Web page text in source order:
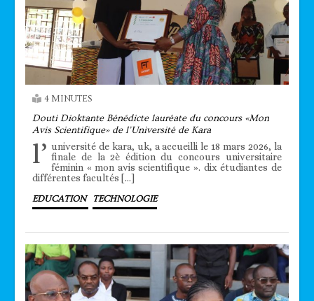
4 MINUTES
Douti Dioktante Bénédicte lauréate du concours «Mon
Avis Scientifique» de l’Université de Kara
l’ université de kara, uk, a accueilli le 18 mars 2026, la
finale de la 2è édition du concours universitaire
féminin « mon avis scientifique ». dix étudiantes de
différentes facultés […]
EDUCATION TECHNOLOGIE